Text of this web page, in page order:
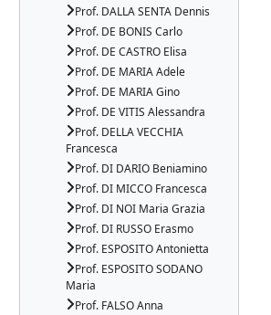
Prof. DALLA SENTA Dennis
Prof. DE BONIS Carlo
Prof. DE CASTRO Elisa
Prof. DE MARIA Adele
Prof. DE MARIA Gino
Prof. DE VITIS Alessandra
Prof. DELLA VECCHIA
Francesca
Prof. DI DARIO Beniamino
Prof. DI MICCO Francesca
Prof. DI NOI Maria Grazia
Prof. DI RUSSO Erasmo
Prof. ESPOSITO Antonietta
Prof. ESPOSITO SODANO
Maria
Prof. FALSO Anna